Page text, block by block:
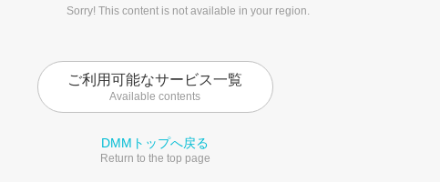
Sorry! This content is not available in your region.
ご利用可能なサービス一覧
Available contents
DMMトップへ戻る
Return to the top page